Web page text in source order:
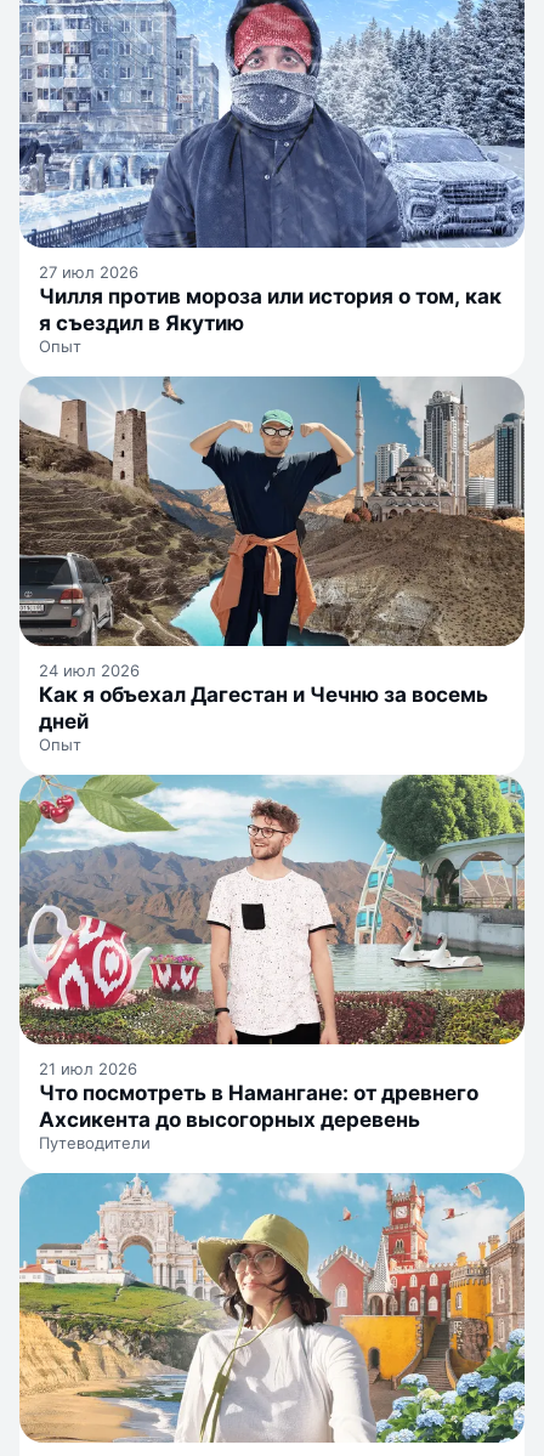
27 июл 2026
Чилля против мороза или история о том, как
я съездил в Якутию
Опыт
24 июл 2026
Как я объехал Дагестан и Чечню за восемь
дней
Опыт
21 июл 2026
Что посмотреть в Намангане: от древнего
Ахсикента до высогорных деревень
Путеводители